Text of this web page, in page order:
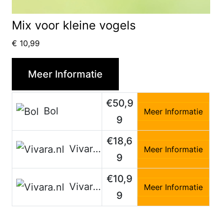
Mix voor kleine vogels
€ 10,99
Meer Informatie
Bol
€50,9
9
Meer Informatie
Vivara.nl
€18,6
9
Meer Informatie
Vivara.nl
€10,9
9
Meer Informatie